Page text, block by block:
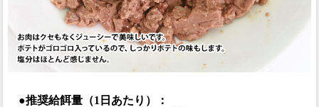
●推奨給餌量（1日あたり）：